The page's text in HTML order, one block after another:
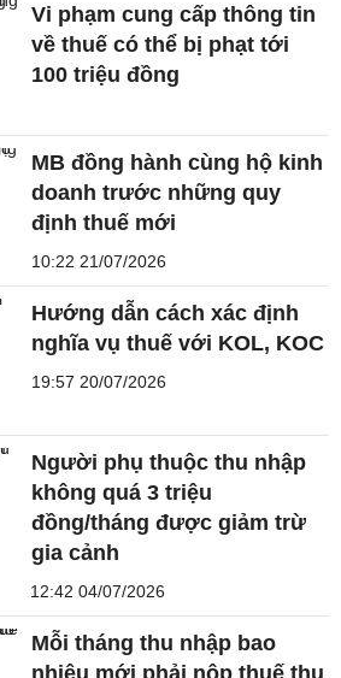
Vi phạm cung cấp thông tin
về thuế có thể bị phạt tới
100 triệu đồng
MB đồng hành cùng hộ kinh
doanh trước những quy
định thuế mới
10:22 21/07/2026
Hướng dẫn cách xác định
nghĩa vụ thuế với KOL, KOC
19:57 20/07/2026
Người phụ thuộc thu nhập
không quá 3 triệu
đồng/tháng được giảm trừ
gia cảnh
12:42 04/07/2026
Mỗi tháng thu nhập bao
nhiêu mới phải nộp thuế thu